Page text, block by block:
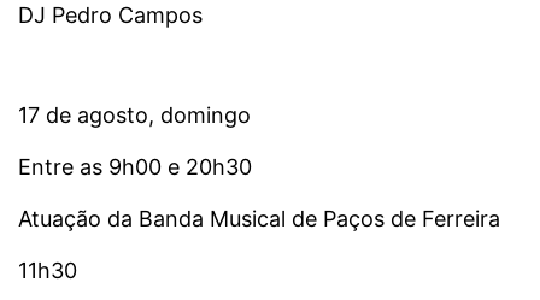
DJ Pedro Campos
17 de agosto, domingo
Entre as 9h00 e 20h30
Atuação da Banda Musical de Paços de Ferreira
11h30